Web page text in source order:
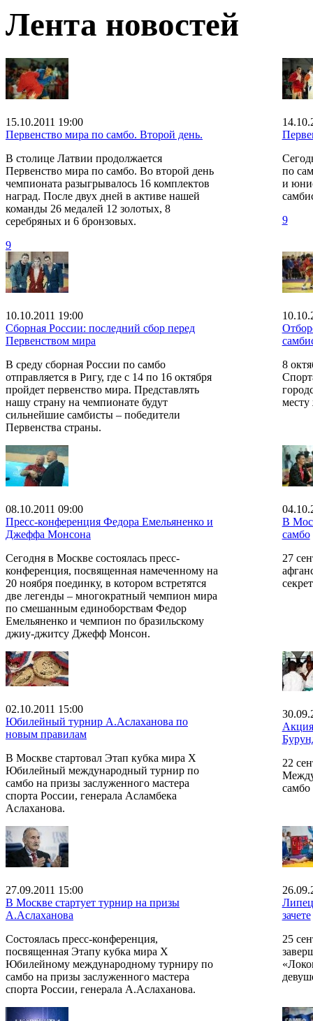
Лента новостей
15.10.2011 19:00
Первенство мира по самбо. Второй день.
В столице Латвии продолжается
Первенство мира по самбо. Во второй день
чемпионата разыгрывалось 16 комплектов
наград. После двух дней в активе нашей
команды 26 медалей 12 золотых, 8
серебряных и 6 бронзовых.
9
по
и
9
10.10.2011 19:00
Сборная России: последний сбор перед
Первенством мира
В среду сборная России по самбо
отправляется в Ригу, где с 14 по 16 октября
пройдет первенство мира. Представлять
нашу страну на чемпионате будут
сильнейшие самбисты – победители
Первенства страны.
8
08.10.2011 09:00
Пресс-конференция Федора Емельяненко и
Джеффа Монсона
Сегодня в Москве состоялась пресс-
конференция, посвященная намеченному на
20 ноября поединку, в котором встретятся
две легенды – многократный чемпион мира
по смешанным единоборствам Федор
Емельяненко и чемпион по бразильскому
джиу-джитсу Джефф Монсон.
В
самбо
27
02.10.2011 15:00
Юбилейный турнир А.Аслаханова по
новым правилам
В Москве стартовал Этап кубка мира Х
Юбилейный международный турнир по
самбо на призы заслуженного мастера
спорта России, генерала Асламбека
Аслаханова.
22
27.09.2011 15:00
В Москве стартует турнир на призы
А.Аслаханова
Состоялась пресс-конференция,
посвященная Этапу кубка мира X
Юбилейному международному турниру по
самбо на призы заслуженного мастера
спорта России, генерала А.Аслаханова.
зачете
25